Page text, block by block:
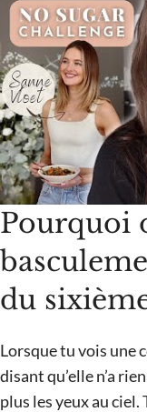
Pourquoi
du
Lorsque tu vois une
disant qu’elle n’a
plus les yeux au ciel.